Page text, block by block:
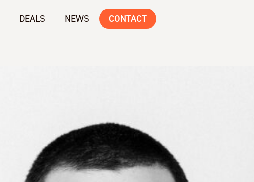
DEALS NEWS CONTACT